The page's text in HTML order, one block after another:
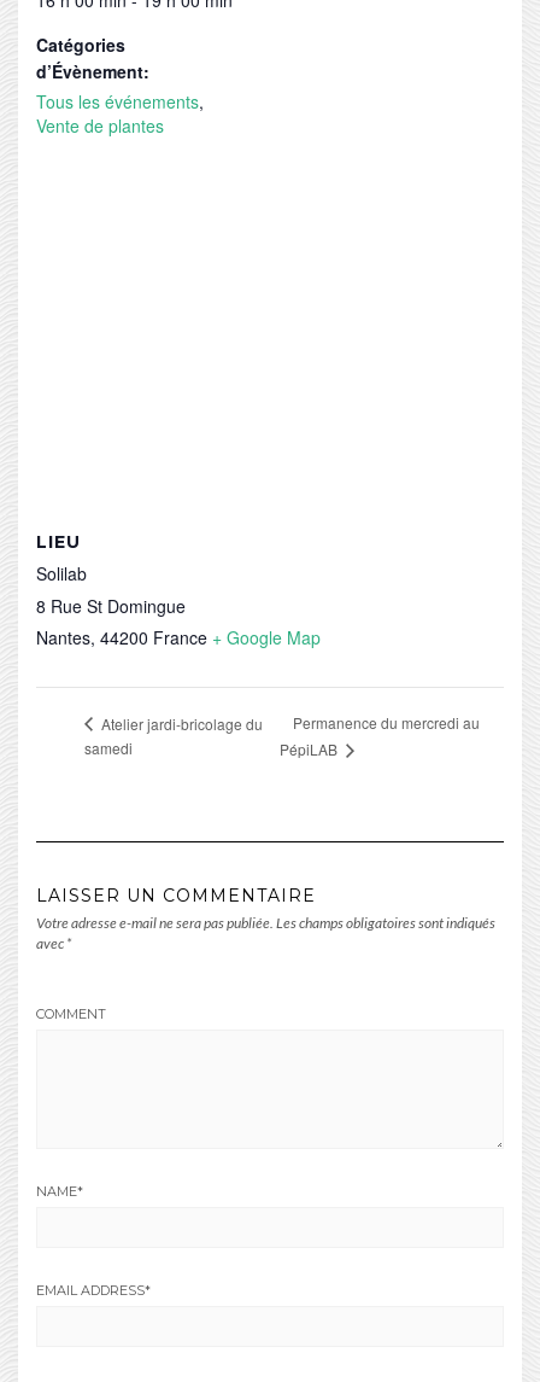
Catégories
d’Évènement:
Tous les événements,
Vente de plantes
LIEU
Solilab
8 Rue St Domingue
Nantes, 44200 France + Google Map
Atelier jardi-bricolage du
samedi
Permanence du mercredi au
PépiLAB
LAISSER UN COMMENTAIRE
Votre adresse e-mail ne sera pas publiée. Les champs obligatoires sont indiqués
avec *
COMMENT
NAME*
EMAIL ADDRESS*